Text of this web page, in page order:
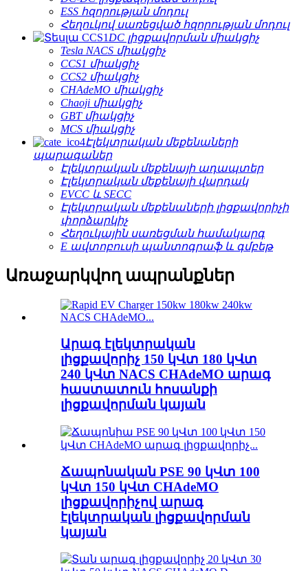
ESS հզորության մոդուլ
Հեղուկով սառեցված հզորության մոդուլ
DC լիցքավորման միակցիչ
Tesla NACS միակցիչ
CCS1 միակցիչ
CCS2 միակցիչ
CHAdeMO միակցիչ
Chaoji միակցիչ
GBT միակցիչ
MCS միակցիչ
Էլեկտրական մեքենաների
պարագաներ
Էլեկտրական մեքենայի ադապտեր
Էլեկտրական մեքենայի վարդակ
EVCC և SECC
Էլեկտրական մեքենաների լիցքավորիչի
փորձարկիչ
Հեղուկային սառեցման համակարգ
E ավտոբուսի պանտոգրաֆ և գմբեթ
Առաջարկվող ապրանքներ
Արագ էլեկտրական
լիցքավորիչ 150 կՎտ 180 կՎտ
240 կՎտ NACS CHAdeMO արագ
հաստատուն հոսանքի
լիցքավորման կայան
Ճապոնական PSE 90 կՎտ 100
կՎտ 150 կՎտ CHAdeMO
լիցքավորիչով արագ
էլեկտրական լիցքավորման
կայան